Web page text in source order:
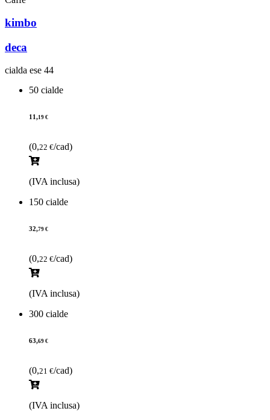
kimbo
deca
cialda ese 44
50 cialde
11,19 €
(0,22 €/cad)
(IVA inclusa)
150 cialde
32,79 €
(0,22 €/cad)
(IVA inclusa)
300 cialde
63,69 €
(0,21 €/cad)
(IVA inclusa)